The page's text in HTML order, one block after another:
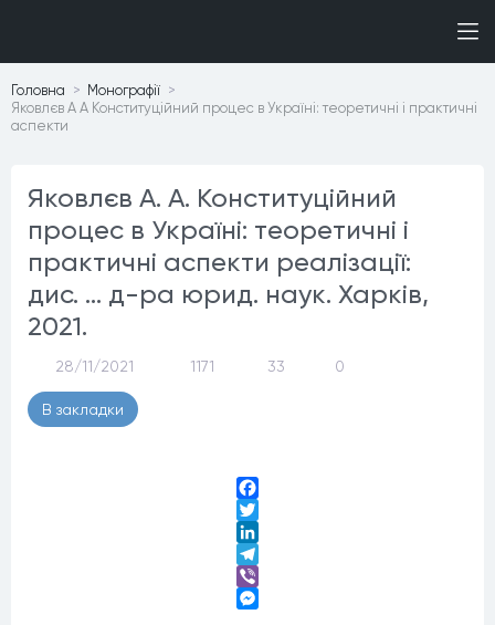
Головна
Монографiї
Яковлєв А А Конституційний процес в Україні: теоретичні і практичні
аспекти
Яковлєв А. А. Конституційний
процес в Україні: теоретичні і
практичні аспекти реалізації:
дис. … д-ра юрид. наук. Харків,
2021.
28/11/2021 1171 33 0
В закладки
Facebook
Twitter
LinkedIn
Telegram
Viber